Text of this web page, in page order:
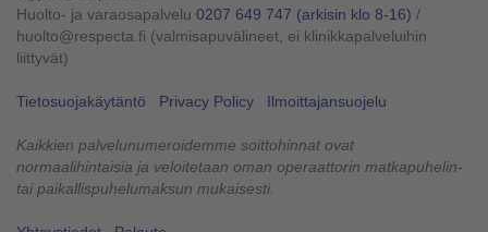
Huolto- ja varaosapalvelu 0207 649 747 (arkisin klo 8-16) /
huolto@respecta.fi (valmisapuvälineet, ei klinikkapalveluihin
liittyvät)
Tietosuojakäytäntö Privacy Policy Ilmoittajansuojelu
Kaikkien palvelunumeroidemme soittohinnat ovat
normaalihintaisia ja veloitetaan oman operaattorin matkapuhelin-
tai paikallispuhelumaksun mukaisesti.